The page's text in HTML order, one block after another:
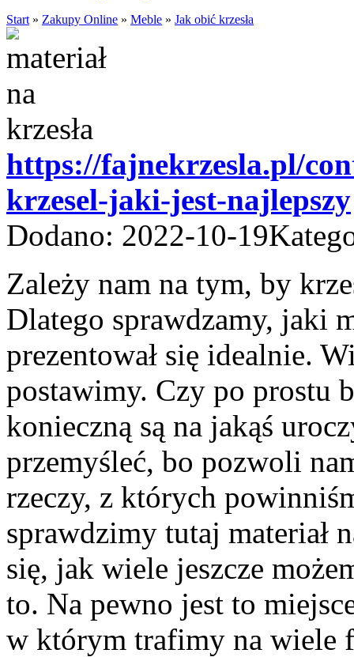
Start » Zakupy Online » Meble » Jak obić krzesła
https://fajnekrzesla.pl/
krzesel-jaki-jest-najlepszy
Dodano: 2022-10-19
Zależy nam na tym, by
Dlatego sprawdzamy, jaki
prezentował się idealnie.
postawimy. Czy po prostu
konieczną są na jakąś
przemyśleć, bo pozwoli
rzeczy, z których
sprawdzimy tutaj materiał
się, jak wiele jeszcze
to. Na pewno jest to
w którym trafimy na wiele